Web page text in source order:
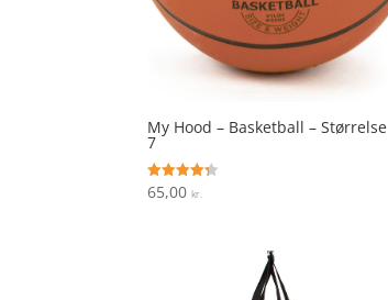
My Hood – Basketball – Størrelse
7
Vurderet
4.3
65,00kr.